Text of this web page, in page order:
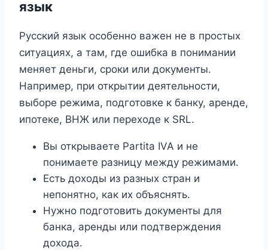
язык
Русский язык особенно важен не в простых
ситуациях, а там, где ошибка в понимании
меняет деньги, сроки или документы.
Например, при открытии деятельности,
выборе режима, подготовке к банку, аренде,
ипотеке, ВНЖ или переходе к SRL.
Вы открываете Partita IVA и не
понимаете разницу между режимами.
Есть доходы из разных стран и
непонятно, как их объяснять.
Нужно подготовить документы для
банка, аренды или подтверждения
дохода.